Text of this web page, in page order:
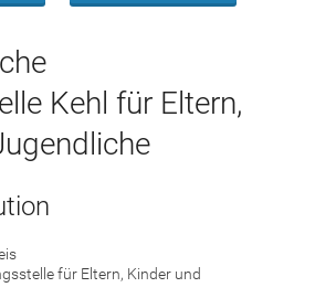
Kehl für Eltern,
für Eltern, Kinder und